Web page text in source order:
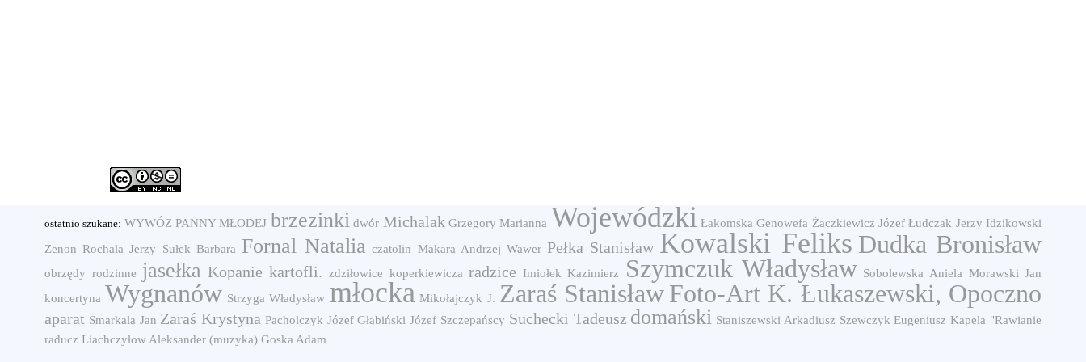
ostatnio szukane: WYWÓZ PANNY MŁODEJ brzezinki dwór Michalak Grzegory Marianna Wojewódzki Łakomska Genowefa Żaczkiewicz Józef Łudczak Jerzy Idzikowski
Zenon Rochala Jerzy Sułek Barbara Fornal Natalia czatolin Makara Andrzej Wawer Pełka Stanisław Kowalski Feliks Dudka Bronisław
obrzędy rodzinne jasełka Kopanie kartofli. zdziłowice koperkiewicza radzice Imiołek Kazimierz Szymczuk Władysław Sobolewska Aniela Morawski Jan
koncertyna Wygnanów Strzyga Władysław młocka Mikołajczyk J. Zaraś StanisławFoto-Art K. Łukaszewski, Opoczno
aparat Smarkala Jan Zaraś Krystyna Pacholczyk Józef Głąbiński Józef Szczepańscy Suchecki Tadeusz domański Staniszewski Arkadiusz Szewczyk Eugeniusz Kapela "Rawianie
raducz Liachczyłow Aleksander (muzyka) Goska Adam